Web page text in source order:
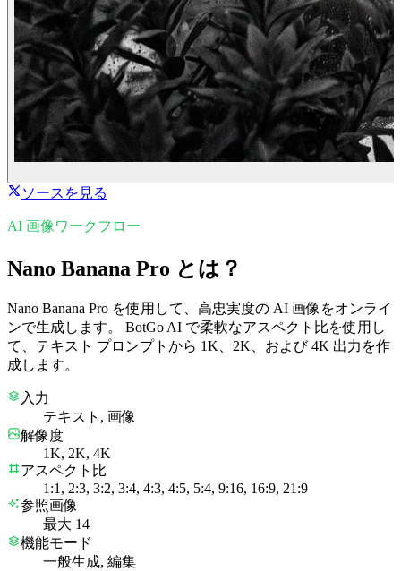
ソースを見る
AI 画像ワークフロー
Nano Banana Pro とは？
Nano Banana Pro を使用して、高忠実度の AI 画像をオンライ
ンで生成します。 BotGo AI で柔軟なアスペクト比を使用し
て、テキスト プロンプトから 1K、2K、および 4K 出力を作
成します。
入力
テキスト, 画像
解像度
1K, 2K, 4K
アスペクト比
1:1, 2:3, 3:2, 3:4, 4:3, 4:5, 5:4, 9:16, 16:9, 21:9
参照画像
最大 14
機能モード
一般生成, 編集